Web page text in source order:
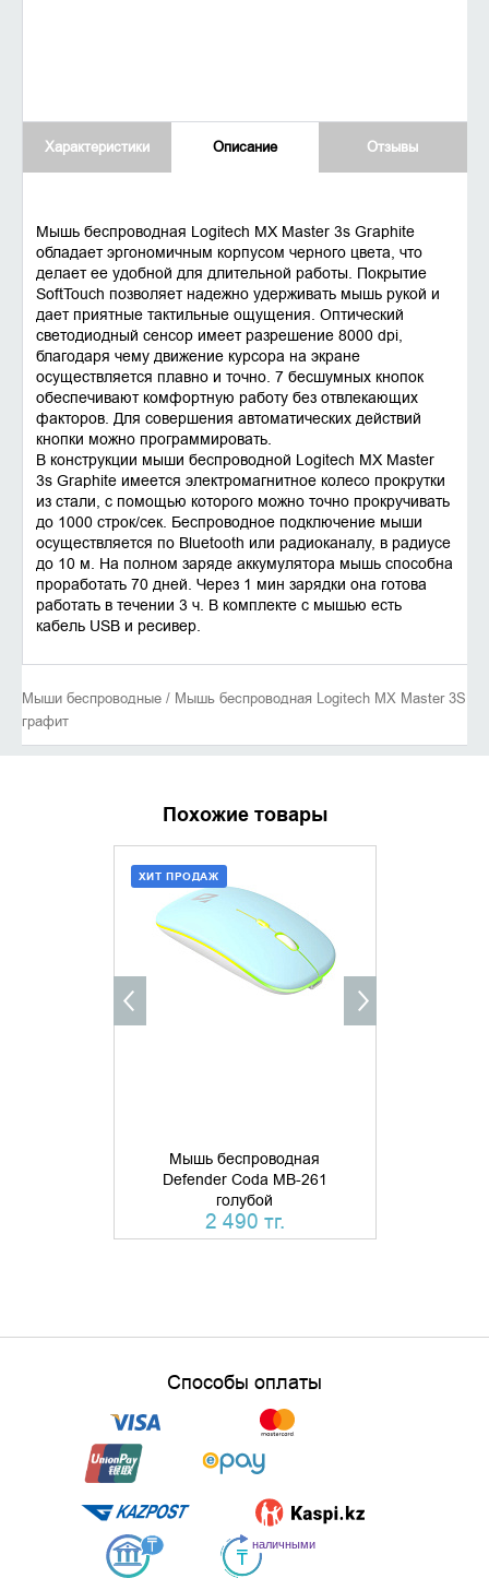
Характеристики Описание Отзывы
Мышь беспроводная Logitech MX Master 3s Graphite
обладает эргономичным корпусом черного цвета, что
делает ее удобной для длительной работы. Покрытие
SoftTouch позволяет надежно удерживать мышь рукой и
дает приятные тактильные ощущения. Оптический
светодиодный сенсор имеет разрешение 8000 dpi,
благодаря чему движение курсора на экране
осуществляется плавно и точно. 7 бесшумных кнопок
обеспечивают комфортную работу без отвлекающих
факторов. Для совершения автоматических действий
кнопки можно программировать.
В конструкции мыши беспроводной Logitech MX Master
3s Graphite имеется электромагнитное колесо прокрутки
из стали, с помощью которого можно точно прокручивать
до 1000 строк/сек. Беспроводное подключение мыши
осуществляется по Bluetooth или радиоканалу, в радиусе
до 10 м. На полном заряде аккумулятора мышь способна
проработать 70 дней. Через 1 мин зарядки она готова
работать в течении 3 ч. В комплекте с мышью есть
кабель USB и ресивер.
Мыши беспроводные / Мышь беспроводная Logitech MX Master 3S
графит
Похожие товары
Мышь беспроводная
Defender Coda MB-261
голубой
2 490 тг.
ХИТ ПРОДАЖ
ДОБАВИТЬ В КОРЗИНУ
КУПИТЬ В 1 КЛИК
Способы оплаты